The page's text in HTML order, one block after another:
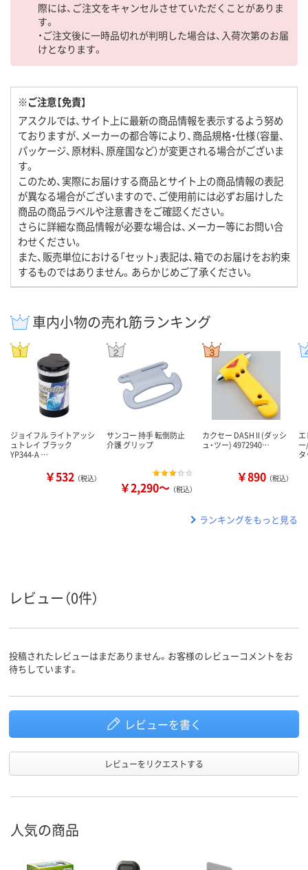
際には、ご注文をキャンセルさせていただくことがありま
す。
・ご注文後に一時品切れが判明した場合は、入荷次第のお届
けとなります。
※ご注意【免責】
アスクルでは、サイト上に最新の商品情報を表示するよう努め
ておりますが、メーカーの都合等により、商品規格・仕様（容量、
パッケージ、原材料、原産国など）が変更される場合がございま
す。
このため、実際にお届けする商品とサイト上の商品情報の表記
が異なる場合がございますので、ご使用前には必ずお届けした
商品の商品ラベルや注意書きをご確認ください。
さらに詳細な商品情報が必要な場合は、メーカー等にお問い合
わせください。
また、販売単位における「セット」表記は、箱でのお届けをお約束
するものではありません。あらかじめご了承ください。
車内小物の売れ筋ランキング
ジョイフル ライトアッシ
ュトレイ ブラック
YP344-A …
￥532 （税込）
サンコー 持手 転倒防止
介護 グリップ
￥2,290～ （税込）
カクセー DASH II (ダッシ
ュ・ツー) 4972940…
￥890 （税込）
ランキングをもっと見る
レビュー（0件）
投稿されたレビューはまだありません。お客様のレビューコメントをお
待ちしています。
レビューを書く
レビューをリクエストする
人気の商品